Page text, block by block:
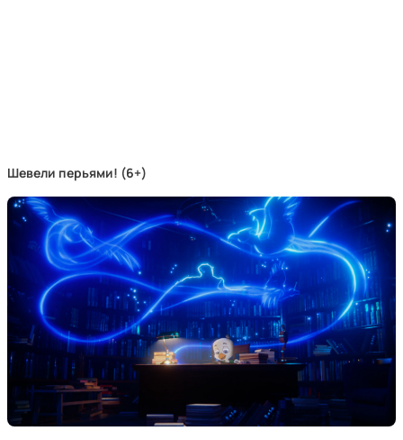
Шевели перьями! (6+)